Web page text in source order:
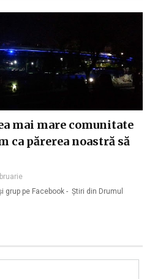
mai mare comunitate
ca părerea noastră să
grup pe Facebook - Știri din Drumul